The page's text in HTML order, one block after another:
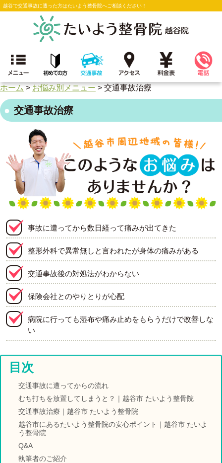
越谷で交通事故に遭った方はたいよう整骨院へご相談ください！
ホーム > お悩み別メニュー > 交通事故治療
交通事故治療
事故に遭ってから数日経って痛みが出てきた
整形外科で異常無しと言われたが身体の痛みがある
交通事故後の対処法がわからない
保険会社とのやりとりが心配
病院に行っても湿布や痛み止めをもらうだけで改善しな
い
目次
交通事故に遭ってからの流れ
むち打ちを放置してしまうと？｜越谷市 たいよう整骨院
交通事故治療｜越谷市 たいよう整骨院
越谷市にあるたいよう整骨院の安心ポイント｜越谷市 たいよ
う整骨院
Q&A
執筆者のご紹介